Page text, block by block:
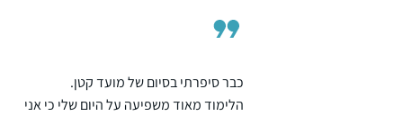
כבר סיפרתי בסיום של מועד קטן.
הלימוד מאוד משפיעה על היום שלי כי אני